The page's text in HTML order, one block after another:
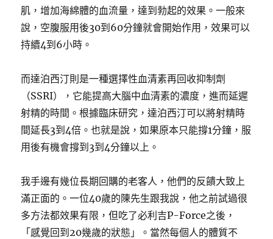
肌，增加海綿體的血流量，達到勃起的效果。一般來
說，空腹服用後30到60分鐘就會開始作用，效果可以
持續4到6小時。
而達泊西汀則是一種選擇性血清素再回收抑制劑
（SSRI），它能提高大腦中血清素的濃度，進而延遲
射精的時間。根據臨床研究，達泊西汀可以將射精時
間延長3到4倍。也就是說，如果原本只能撐1分鐘，服
用後有機會撐到3到4分鐘以上。
我手邊有幾位長期回購的老客人，他們的反饋大致上
滿正面的。一位40歲的陳先生跟我說，他之前試過很
多方法都效果有限，但吃了必利吉P-Force之後，
「感覺回到20幾歲的狀態」。當然每個人的體質不